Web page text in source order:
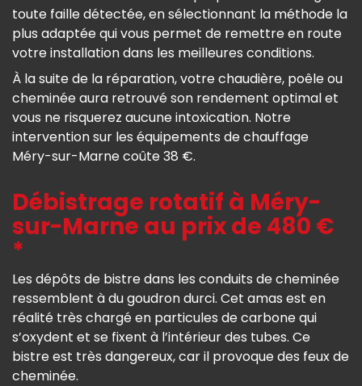
toute faille détectée, en sélectionnant la méthode la
plus adaptée qui vous permet de remettre en route
votre installation dans les meilleures conditions.
À la suite de la réparation, votre chaudière, poêle ou
cheminée aura retrouvé son rendement optimal et
vous ne risquerez aucune intoxication. Notre
intervention sur les équipements de chauffage
Méry-sur-Marne coûte 38 €.
Débistrage rotatif à Méry-
sur-Marne au prix de 480 €
*
Les dépôts de bistre dans les conduits de cheminée
ressemblent à du goudron durci. Cet amas est en
réalité très chargé en particules de carbone qui
s’oxydent et se fixent à l’intérieur des tubes. Ce
bistre est très dangereux, car il provoque des feux de
cheminée.